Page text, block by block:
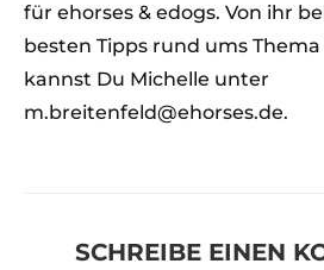
für ehorses & edogs. Von ihr
besten Tipps rund ums
kannst Du Michelle unter
m.breitenfeld@ehorses.de.
SCHREIBE EINEN